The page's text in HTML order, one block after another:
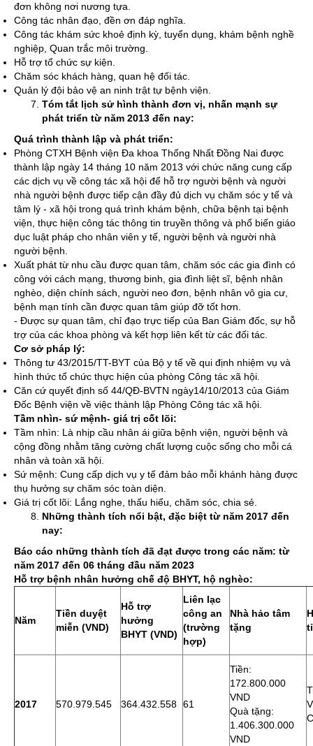
đơn không nơi nương tựa.
Công tác nhân đạo, đền ơn đáp nghĩa.
Công tác khám sức khoẻ định kỳ, tuyển dụng, khám bệnh nghề
nghiệp, Quan trắc môi trường.
Hỗ trợ tổ chức sự kiện.
Chăm sóc khách hàng, quan hệ đối tác.
Quản lý đội bảo vệ an ninh trật tự bệnh viện.
Tóm tắt lịch sử hình thành đơn vị, nhấn mạnh sự
phát triển từ năm 2013 đến nay:
Quá trình thành lập và phát triển:
Phòng CTXH Bệnh viện Đa khoa Thống Nhất Đồng Nai được
thành lập ngày 14 tháng 10 năm 2013 với chức năng cung cấp
các dịch vụ về công tác xã hội để hỗ trợ người bệnh và người
nhà người bệnh được tiếp cận đầy đủ dịch vụ chăm sóc y tế và
tâm lý - xã hội trong quá trình khám bệnh, chữa bệnh tại bệnh
viện, thực hiện công tác thông tin truyền thông và phổ biến giáo
dục luật pháp cho nhân viên y tế, người bệnh và người nhà
người bệnh.
Xuất phát từ nhu cầu được quan tâm, chăm sóc các gia đình có
công với cách mạng, thương binh, gia đình liệt sĩ, bệnh nhân
nghèo, diện chính sách, người neo đơn, bệnh nhân vô gia cư,
bệnh mạn tính cần được quan tâm giúp đỡ tốt hơn.
- Được sự quan tâm, chỉ đạo trực tiếp của Ban Giám đốc, sự hỗ
trợ của các khoa phòng và kết hợp liên kết từ các đối tác.
Cơ sở pháp lý:
Thông tư 43/2015/TT-BYT của Bộ y tế về qui định nhiệm vụ và
hình thức tổ chức thực hiện của phòng Công tác xã hội.
Căn cứ quyết định số 44/QĐ-BVTN ngày14/10/2013 của Giám
Đốc Bệnh viện về việc thành lập Phòng Công tác xã hội.
Tầm nhìn- sứ mệnh- giá trị cốt lõi:
Tầm nhìn: Là nhịp cầu nhân ái giữa bệnh viện, người bệnh và
cộng đồng nhằm tăng cường chất lượng cuộc sống cho mỗi cá
nhân và toàn xã hội.
Sứ mệnh: Cung cấp dịch vụ y tế đảm bảo mỗi khánh hàng được
thụ hưởng sự chăm sóc toàn diện.
Giá trị cốt lõi: Lắng nghe, thấu hiểu, chăm sóc, chia sẻ.
Những thành tích nổi bật, đặc biệt từ năm 2017 đến
nay:
Báo cáo những thành tích đã đạt được trong các năm: từ
năm 2017 đến 06 tháng đầu năm 2023
Hỗ trợ bệnh nhân hưởng chế độ BHYT, hộ nghèo:
Năm
Tiền duyệt
miễn (VND)
Hỗ trợ
hưởng
BHYT (VND)
Liên lạc
công an
(trường
hợp)
Nhà hảo tâm
tặng
2017 570.979.545 364.432.558 61
Tiền:
172.800.000
VND
Quà tặng:
1.406.300.000
VND